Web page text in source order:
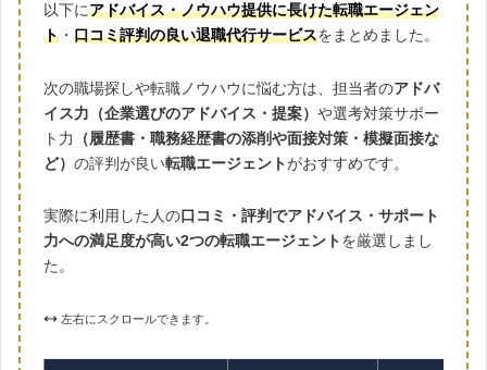
以下にアドバイス・ノウハウ提供に長けた転職エージェン
ト ・ 口コミ評判の良い退職代行サービスをまとめました。
次の職場探しや転職ノウハウに悩む方は、担当者のアドバ
イス力（企業選びのアドバイス・提案） や選考対策サポー
ト力
（履歴書・職務経歴書の添削や面接対策・模擬面接な
ど） の評判が良い転職エージェントがおすすめです。
実際に利用した人の口コミ・評判でアドバイス・サポート
力への満足度が高い2つの転職エージェントを厳選しまし
た。
左右にスクロールできます。